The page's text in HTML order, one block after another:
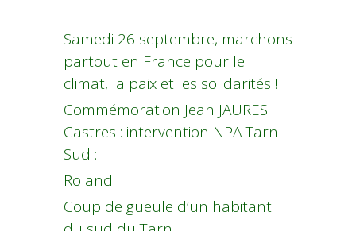
Samedi 26 septembre, marchons
partout en France pour le
climat, la paix et les solidarités !
Commémoration Jean JAURES
Castres : intervention NPA Tarn
Sud :
Roland
Coup de gueule d’un habitant